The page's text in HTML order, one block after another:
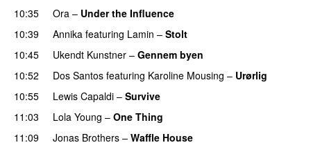
10:35
Ora – Under the Influence
10:39
Annika featuring Lamin – Stolt
10:45
Ukendt Kunstner – Gennem byen
10:52
Dos Santos featuring Karoline Mousing – Urørlig
10:55
Lewis Capaldi – Survive
11:03
Lola Young – One Thing
11:09 Jonas Brothers – Waffle House